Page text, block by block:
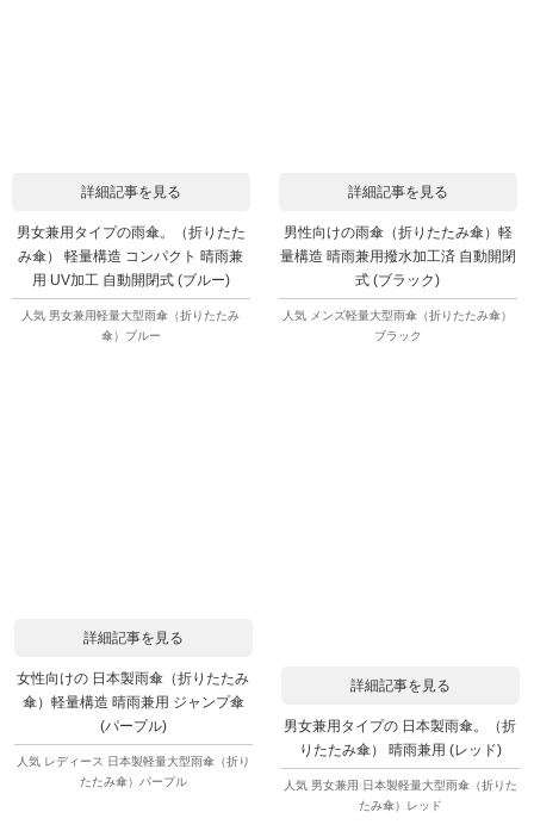
詳細記事を見る
男女兼用タイプの雨傘。（折りたた
み傘） 軽量構造 コンパクト 晴雨兼
用 UV加工 自動開閉式 (ブルー)
人気 男女兼用軽量大型雨傘（折りたたみ
傘）ブルー
詳細記事を見る
男性向けの雨傘（折りたたみ傘）軽
量構造 晴雨兼用撥水加工済 自動開閉
式 (ブラック)
人気 メンズ軽量大型雨傘（折りたたみ傘）
ブラック
詳細記事を見る
女性向けの 日本製雨傘（折りたたみ
傘）軽量構造 晴雨兼用 ジャンプ傘
(パープル)
人気 レディース 日本製軽量大型雨傘（折り
たたみ傘）パープル
詳細記事を見る
男女兼用タイプの 日本製雨傘。（折
りたたみ傘） 晴雨兼用 (レッド)
人気 男女兼用 日本製軽量大型雨傘（折りた
たみ傘）レッド